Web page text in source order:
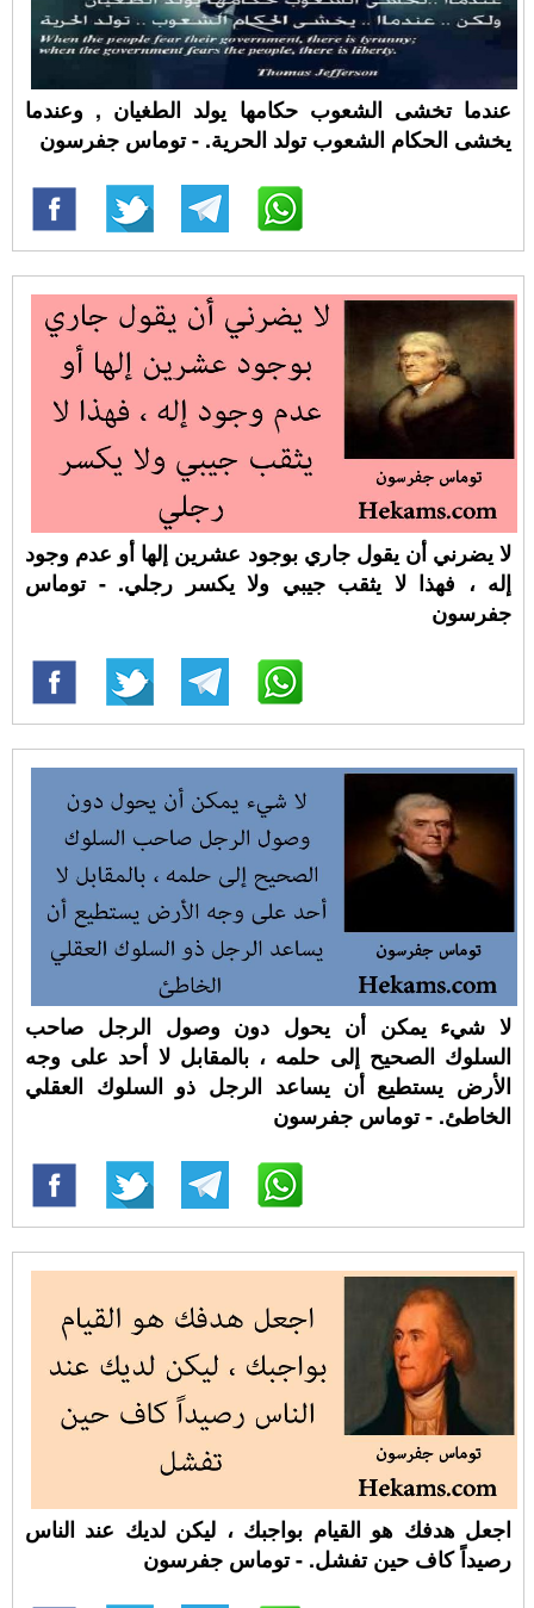
عندما تخشى الشعوب حكامها يولد الطغيان , وعندما
يخشى الحكام الشعوب تولد الحرية. - توماس جفرسون
لا يضرني أن يقول جاري بوجود عشرين إلها أو عدم وجود
إله ، فهذا لا يثقب جيبي ولا يكسر رجلي. - توماس
جفرسون
لا شيء يمكن أن يحول دون وصول الرجل صاحب
السلوك الصحيح إلى حلمه ، بالمقابل لا أحد على وجه
الأرض يستطيع أن يساعد الرجل ذو السلوك العقلي
الخاطئ. - توماس جفرسون
اجعل هدفك هو القيام بواجبك ، ليكن لديك عند الناس
رصيداً كاف حين تفشل. - توماس جفرسون